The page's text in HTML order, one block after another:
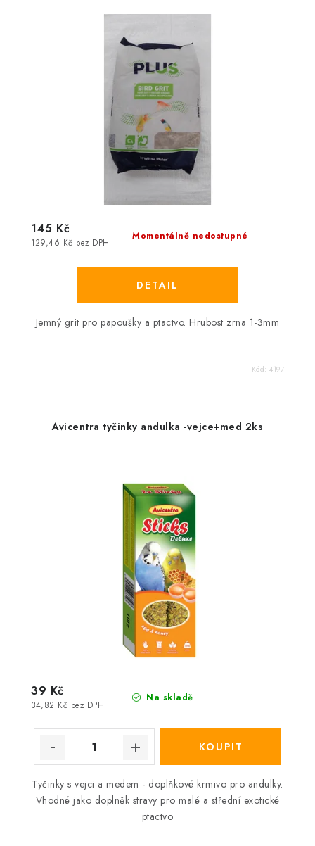
Momentálně nedostupné
129,46 Kč bez DPH
145 Kč
Jemný grit pro papoušky a ptactvo. Hrubost zrna 1-3mm
Kód: 4197
Avicentra tyčinky andulka -vejce+med 2ks
Na skladě
34,82 Kč bez DPH
39 Kč
Tyčinky s vejci a medem - doplňkové krmivo pro andulky.
Vhodné jako doplněk stravy pro malé a střední exotické
ptactvo